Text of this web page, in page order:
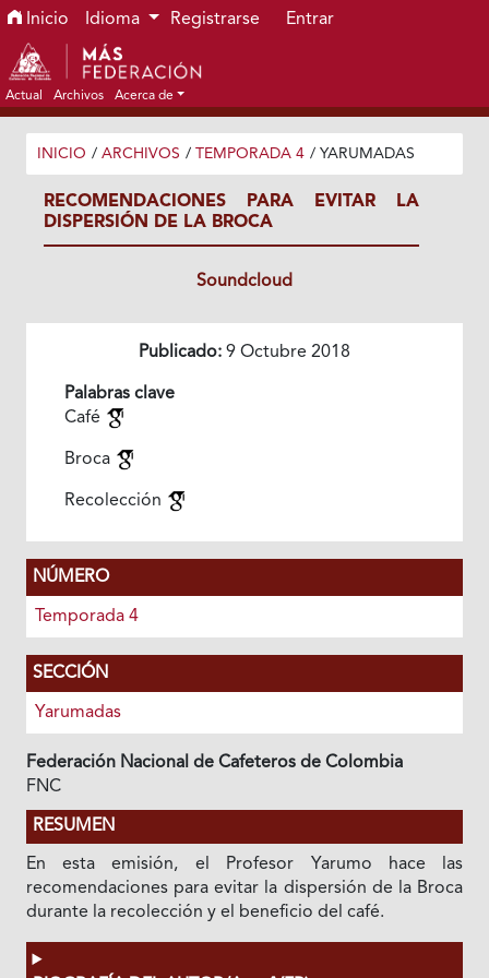
Ir al menú de navegación principal
Ir al contenido principal
Ir al pie de página del sitio
Inicio Idioma Registrarse Entrar
Actual Archivos Acerca de
INICIO / ARCHIVOS / TEMPORADA 4 / YARUMADAS
RECOMENDACIONES PARA EVITAR LA
DISPERSIÓN DE LA BROCA
Soundcloud
Publicado: 9 Octubre 2018
Palabras clave
Café
Broca
Recolección
NÚMERO
Temporada 4
SECCIÓN
Yarumadas
Federación Nacional de Cafeteros de Colombia
FNC
RESUMEN
En esta emisión, el Profesor Yarumo hace las
recomendaciones para evitar la dispersión de la Broca
durante la recolección y el beneficio del café.